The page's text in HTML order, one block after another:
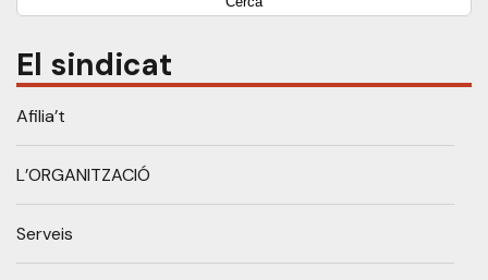
El sindicat
Afilia’t
L’ORGANITZACIÓ
Serveis